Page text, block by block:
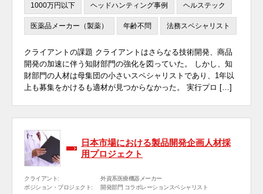
1000万円以下 ヘッドハンティング事例 ヘルステック
医薬品メーカー（製薬） 年齢不問 法務スペシャリスト
クライアントの課題 クライアントはさらなる技術開発、商品
開発の加速に伴う知財部門の強化を図っていた。 しかし、知
財部門の人材は母集団の小さいスペシャリストであり、1年以
上も募集をかけるも適材が見つからなかった。 実行プロ […]
日本市場における製品開発企画人材採
用プロジェクト
クライアント:
外資系医療機器メーカー
ポジション・プロジェクト:
開発部門 コラボレーションスペシャリスト